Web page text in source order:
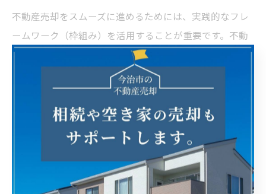
不動産売却をスムーズに進めるためには、実践的なフレ
ームワーク（枠組み）を活用することが重要です。不動
産売却のフレームワークとは、情報収集から価格査定、
売却活動、契約・引き渡しまでの一連の流れを体系的に
整理し、判断基準や進め方を明確にする手法です。
たとえば今治市や宇和島市では、地域の産業動向や人口
推移など経済要因を踏まえたうえで、売却時期や価格設
定を決定する必要があります。こうしたプロセスを可視
化することで、感情的な判断や思い込みによる失敗を防